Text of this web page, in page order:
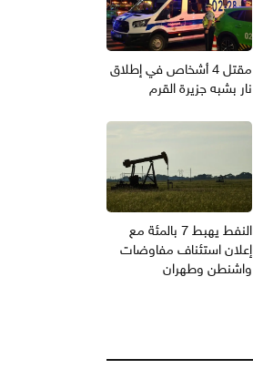
مقتل 4 أشخاص في إطلاق
نار بشبه جزيرة القرم
النفط يهبط 7 بالمئة مع
إعلان استئناف مفاوضات
واشنطن وطهران